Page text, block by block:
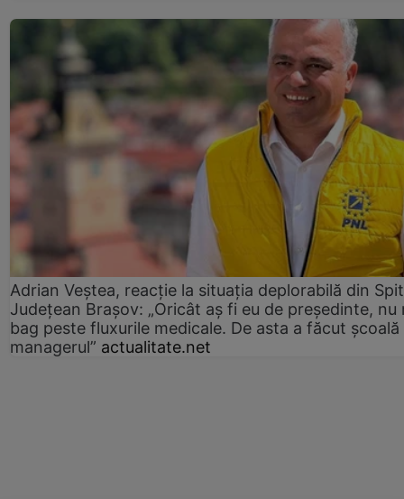
Adrian Veștea, reacție la situația deplorabilă din
Județean Brașov: „Oricât aș fi eu de președinte, nu
bag peste fluxurile medicale. De asta a făcut școală
managerul” actualitate.net